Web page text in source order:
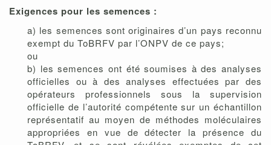
Exigences pour les semences :
a) les semences sont originaires d’un pays reconnu
exempt du ToBRFV par l’ONPV de ce pays;
ou
b) les semences ont été soumises à des analyses
officielles ou à des analyses effectuées par des
opérateurs professionnels sous la supervision
officielle de l’autorité compétente sur un échantillon
représentatif au moyen de méthodes moléculaires
appropriées en vue de détecter la présence du